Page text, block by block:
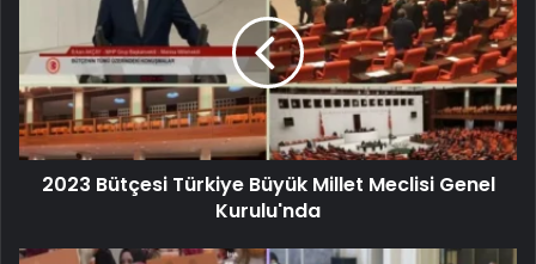
2023 Bütçesi Türkiye Büyük Millet Meclisi Genel
Kurulu'nda